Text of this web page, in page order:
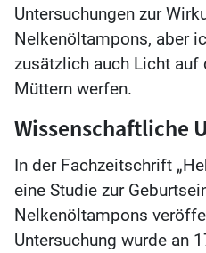
Untersuchungen zur
Nelkenöltampons, aber
zusätzlich auch Licht auf
Müttern werfen.
Wissenschaftliche
In der Fachzeitschrift
eine Studie zur
Nelkenöltampons
Untersuchung wurde an